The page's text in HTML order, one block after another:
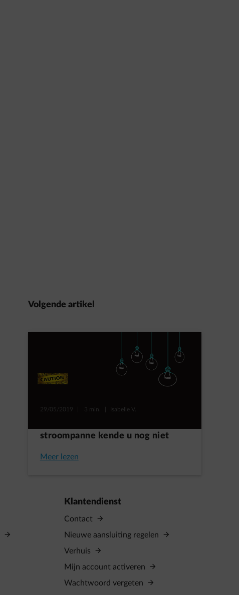
Volgende artikel
29/05/2019 3 min. Isabelle V.
stroompanne kende u nog niet
Meer lezen
Klantendienst
Contact
Nieuwe aansluiting regelen
Verhuis
Mijn account activeren
Wachtwoord vergeten